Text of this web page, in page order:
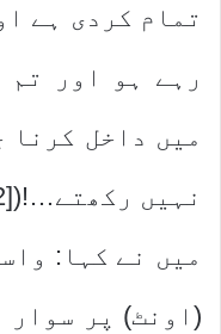
تمام کردی ہے
رہے ہو اور تم
میں داخل کرنا
نہیں رکھتے…!([2])
میں نے کہا:
(اونٹ) پر سوار